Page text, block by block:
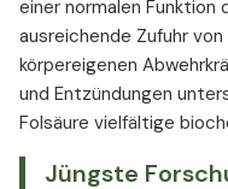
einer normalen Funktion
ausreichende Zufuhr
körpereigenen
und Entzündungen
Folsäure vielfältige
Jüngste